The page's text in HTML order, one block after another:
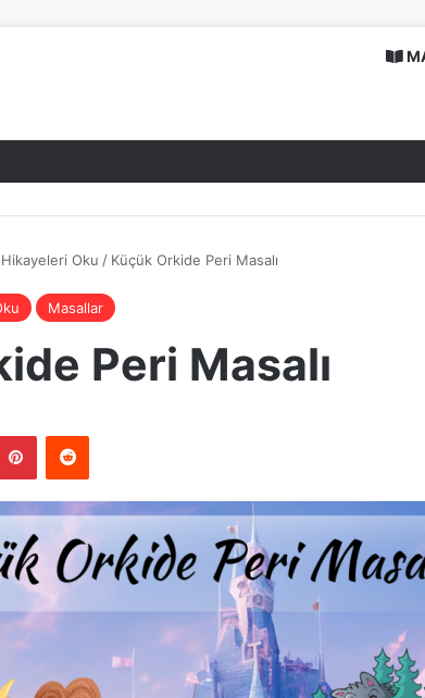
Oku / Küçük Orkide Peri Masalı
Masallar
Peri Masalı
PinterestReddit